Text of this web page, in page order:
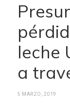
leche
a
5 MARZO, 2019